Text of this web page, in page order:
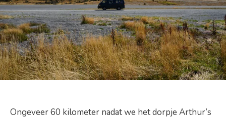
Ongeveer 60 kilometer nadat we het dorpje Arthur’s